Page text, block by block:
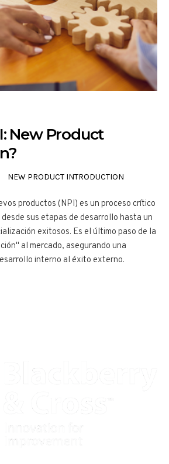
New Product
NEW PRODUCT INTRODUCTION
productos (NPI) es un proceso crítico
sus etapas de desarrollo hasta un
exitosos. Es el último paso de la
al mercado, asegurando una
interno al éxito externo.